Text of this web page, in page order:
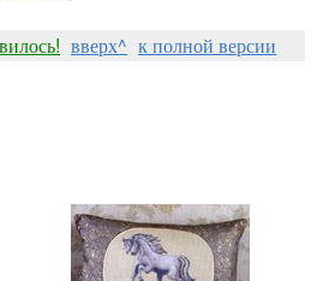
вверх^ к полной версии